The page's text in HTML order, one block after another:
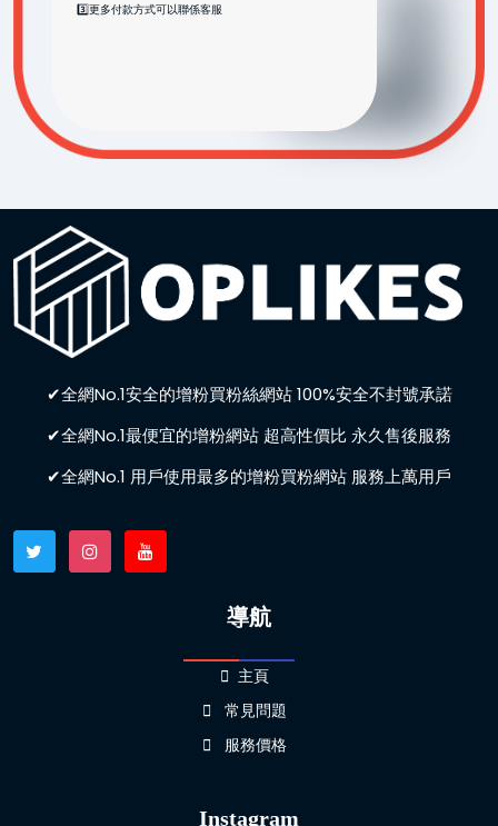
3️⃣更多付款方式可以聯係客服
✔全網No.1安全的增粉買粉絲網站 100%安全不封號承諾
✔全網No.1最便宜的增粉網站 超高性價比 永久售後服務
✔全網No.1 用戶使用最多的增粉買粉網站 服務上萬用戶
導航
主頁
常見問題
服務價格
Instagram